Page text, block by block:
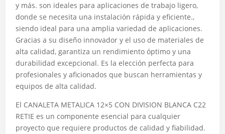
y más. son ideales para aplicaciones de trabajo ligero,
donde se necesita una instalación rápida y eficiente.,
siendo ideal para una amplia variedad de aplicaciones.
Gracias a su diseño innovador y el uso de materiales de
alta calidad, garantiza un rendimiento óptimo y una
durabilidad excepcional. Es la elección perfecta para
profesionales y aficionados que buscan herramientas y
equipos de alta calidad.
El CANALETA METALICA 12×5 CON DIVISION BLANCA C22
RETIE es un componente esencial para cualquier
proyecto que requiere productos de calidad y fiabilidad.